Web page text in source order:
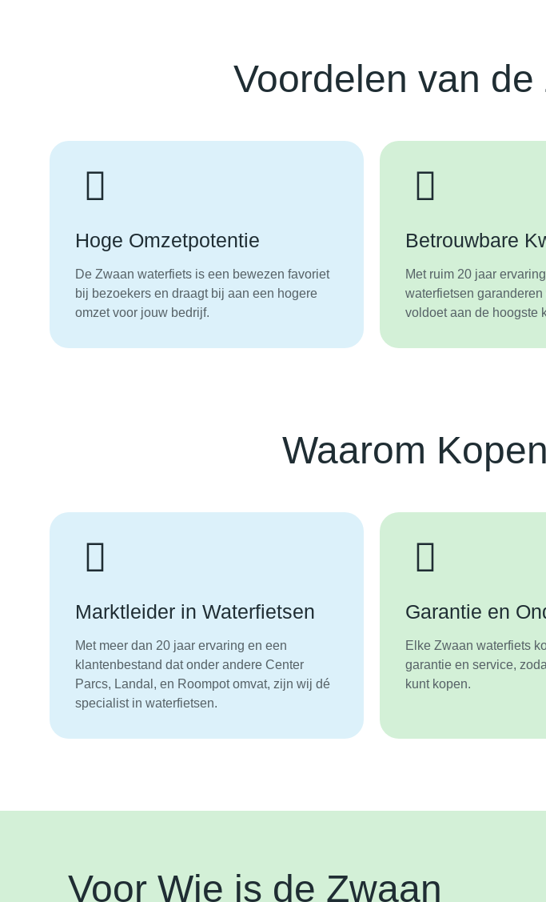
Voordelen van
Hoge Omzetpotentie
De Zwaan waterfiets is een bewezen favoriet
bij bezoekers en draagt bij aan een hogere
omzet voor jouw bedrijf.
Betrouwbare
Met ruim 20 jaar
waterfietsen
voldoet aan de hoogste
Waarom
Marktleider in Waterfietsen
Met meer dan 20 jaar ervaring en een
klantenbestand dat onder andere Center
Parcs, Landal, en Roompot omvat, zijn wij dé
specialist in waterfietsen.
Garantie en
Elke Zwaan waterfiets
garantie en service,
kunt kopen.
Voor Wie is de Zwaan